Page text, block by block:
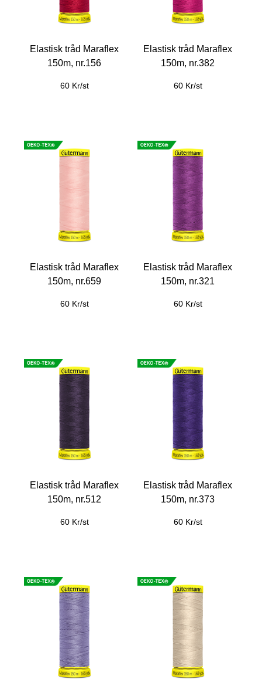
Elastisk tråd Maraflex
150m, nr.156
60 Kr/st
Elastisk tråd Maraflex
150m, nr.382
60 Kr/st
Elastisk tråd Maraflex
150m, nr.659
60 Kr/st
Elastisk tråd Maraflex
150m, nr.321
60 Kr/st
Elastisk tråd Maraflex
150m, nr.512
60 Kr/st
Elastisk tråd Maraflex
150m, nr.373
60 Kr/st